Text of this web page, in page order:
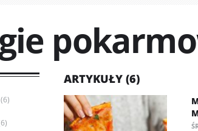
(6)
ARTYKUŁY (6)